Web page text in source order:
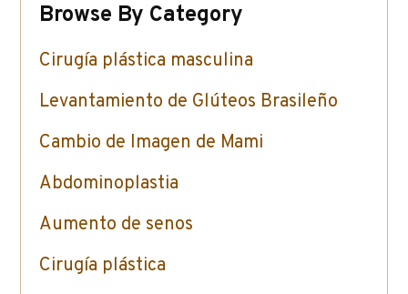
Browse By Category
Cirugía plástica masculina
Levantamiento de Glúteos Brasileño
Cambio de Imagen de Mami
Abdominoplastia
Aumento de senos
Cirugía plástica